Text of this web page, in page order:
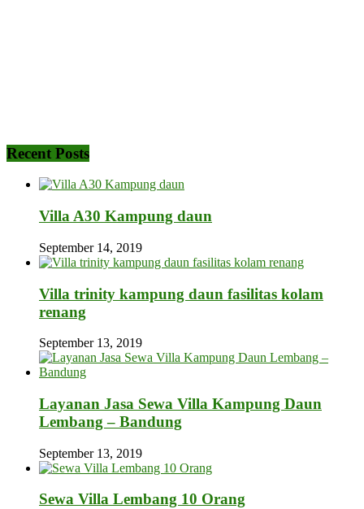
Recent Posts
Villa A30 Kampung daun
September 14, 2019
Villa trinity kampung daun fasilitas kolam
renang
September 13, 2019
Layanan Jasa Sewa Villa Kampung Daun
Lembang – Bandung
September 13, 2019
Sewa Villa Lembang 10 Orang